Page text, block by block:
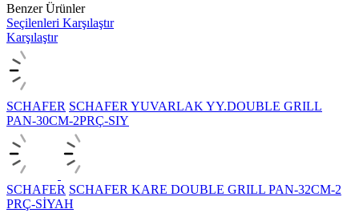
Benzer Ürünler
Seçilenleri Karşılaştır
Karşılaştır
SCHAFER SCHAFER YUVARLAK YY.DOUBLE GRILL
PAN-30CM-2PRÇ-SIY
SCHAFER SCHAFER KARE DOUBLE GRILL PAN-32CM-2
PRÇ-SİYAH